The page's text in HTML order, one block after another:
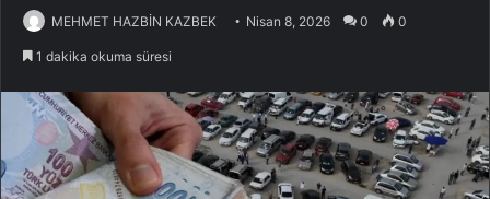
MEHMET HAZBİN KAZBEK Nisan 8, 2026 0 0
1 dakika okuma süresi